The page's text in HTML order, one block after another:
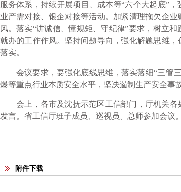
服务体系，持续开展项目、成本等“六个大起底”
业产需对接、银企对接等活动。加紧清理拖欠企
风。落实“讲诚信、懂规矩、守纪律”要求，树立
就办的工作作风。坚持问题导向，强化解题思维
落实。
会议要求，要强化底线思维，落实落细“三管三
爆等重点行业本质安全水平，坚决遏制生产安全事故
会上，各市及沈抚示范区工信部门，厅机关各
发言。省工信厅班子成员、巡视员、总师参加会议。
附件下载